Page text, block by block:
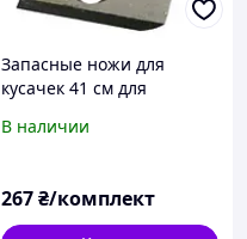
Запасные ножи для
кусачек 41 см для
В наличии
267₴/комплект